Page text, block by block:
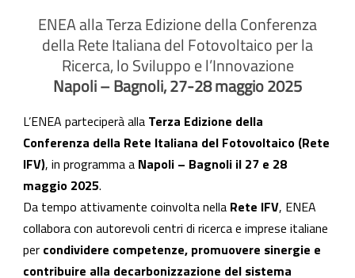
ENEA alla Terza Edizione della Conferenza
della Rete Italiana del Fotovoltaico per la
Ricerca, lo Sviluppo e l’Innovazione
Napoli – Bagnoli, 27-28 maggio 2025
L’ENEA parteciperà alla Terza Edizione della
Conferenza della Rete Italiana del Fotovoltaico (Rete
IFV), in programma a Napoli – Bagnoli il 27 e 28
maggio 2025.
Da tempo attivamente coinvolta nella Rete IFV, ENEA
collabora con autorevoli centri di ricerca e imprese italiane
per condividere competenze, promuovere sinergie e
contribuire alla decarbonizzazione del sistema